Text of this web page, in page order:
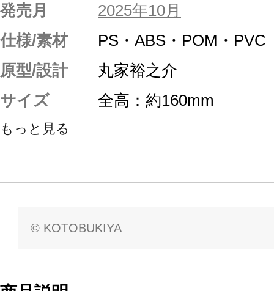
発売月
2025年10月
仕様/素材
PS・ABS・POM・
原型/設計
丸家裕之介
サイズ
全高：約160mm
もっと見る
© KOTOBUKIYA